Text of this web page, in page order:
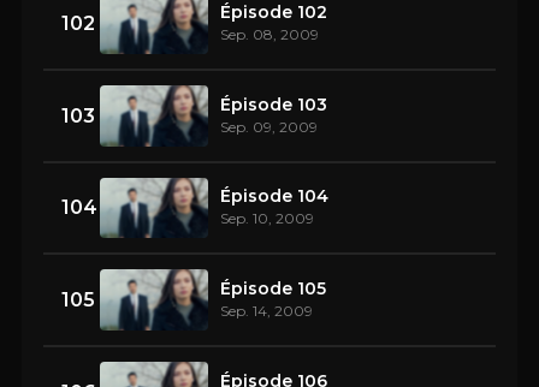
102 Épisode 102
Sep. 08, 2009
103 Épisode 103
Sep. 09, 2009
104 Épisode 104
Sep. 10, 2009
105 Épisode 105
Sep. 14, 2009
Épisode 106